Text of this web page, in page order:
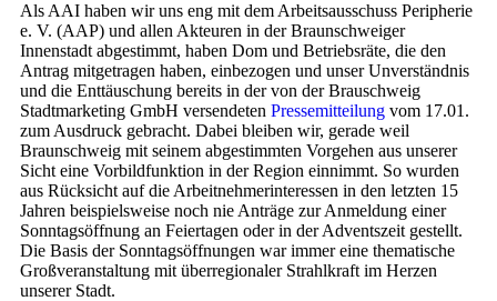
Als AAI haben wir uns eng mit dem Arbeitsausschuss Peripherie
e. V. (AAP) und allen Akteuren in der Braunschweiger
Innenstadt abgestimmt, haben Dom und Betriebsräte, die den
Antrag mitgetragen haben, einbezogen und unser Unverständnis
und die Enttäuschung bereits in der von der Brauschweig
Stadtmarketing GmbH versendeten Pressemitteilung vom 17.01.
zum Ausdruck gebracht. Dabei bleiben wir, gerade weil
Braunschweig mit seinem abgestimmten Vorgehen aus unserer
Sicht eine Vorbildfunktion in der Region einnimmt. So wurden
aus Rücksicht auf die Arbeitnehmerinteressen in den letzten 15
Jahren beispielsweise noch nie Anträge zur Anmeldung einer
Sonntagsöffnung an Feiertagen oder in der Adventszeit gestellt.
Die Basis der Sonntagsöffnungen war immer eine thematische
Großveranstaltung mit überregionaler Strahlkraft im Herzen
unserer Stadt.